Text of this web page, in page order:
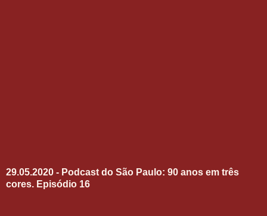
29.05.2020 - Podcast do São Paulo: 90 anos em três
cores. Episódio 16